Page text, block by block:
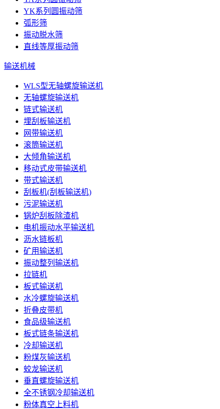
YK系列圆振动筛
弧形筛
振动脱水筛
直线等厚振动筛
输送机械
WLS型无轴螺旋输送机
无轴螺旋输送机
链式输送机
埋刮板输送机
网带输送机
滚筒输送机
大倾角输送机
移动式皮带输送机
带式输送机
刮板机(刮板输送机)
污泥输送机
锅炉刮板除渣机
电机振动水平输送机
沥水链板机
矿用输送机
振动整列输送机
拉链机
板式输送机
水冷螺旋输送机
折叠皮带机
食品级输送机
板式链条输送机
冷却输送机
粉煤灰输送机
蛟龙输送机
垂直螺旋输送机
全不锈钢冷却输送机
粉体真空上料机